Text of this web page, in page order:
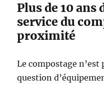
Plus de 10 ans
service du
proximité
Le compostage n’est
question